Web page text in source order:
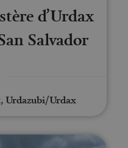
d’Urdax
Salvador
Urdazubi/Urdax
guiada por las leyendas